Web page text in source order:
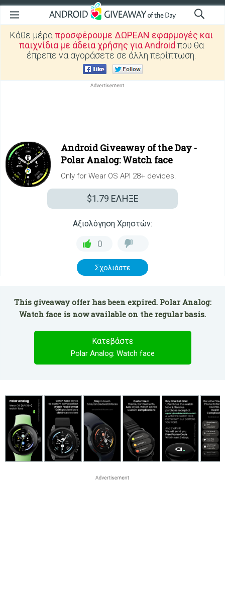
Κάθε μέραπροσφέρουμε ΔΩΡΕΑΝ εφαρμογές και
παιχνίδια με άδεια χρήσης για Android που θα
έπρεπε να αγοράσετε σε άλλη περίπτωση.
Android Giveaway of the Day -
Polar Analog: Watch face
Only for Wear OS API 28+ devices.
$1.79 ΕΛΗΞΕ
Αξιολόγηση Χρηστών:
0
Σχολιάστε
This giveaway offer has been expired. Polar Analog:
Watch face is now available on the regular basis.
Κατεβάστε
Polar Analog: Watch face